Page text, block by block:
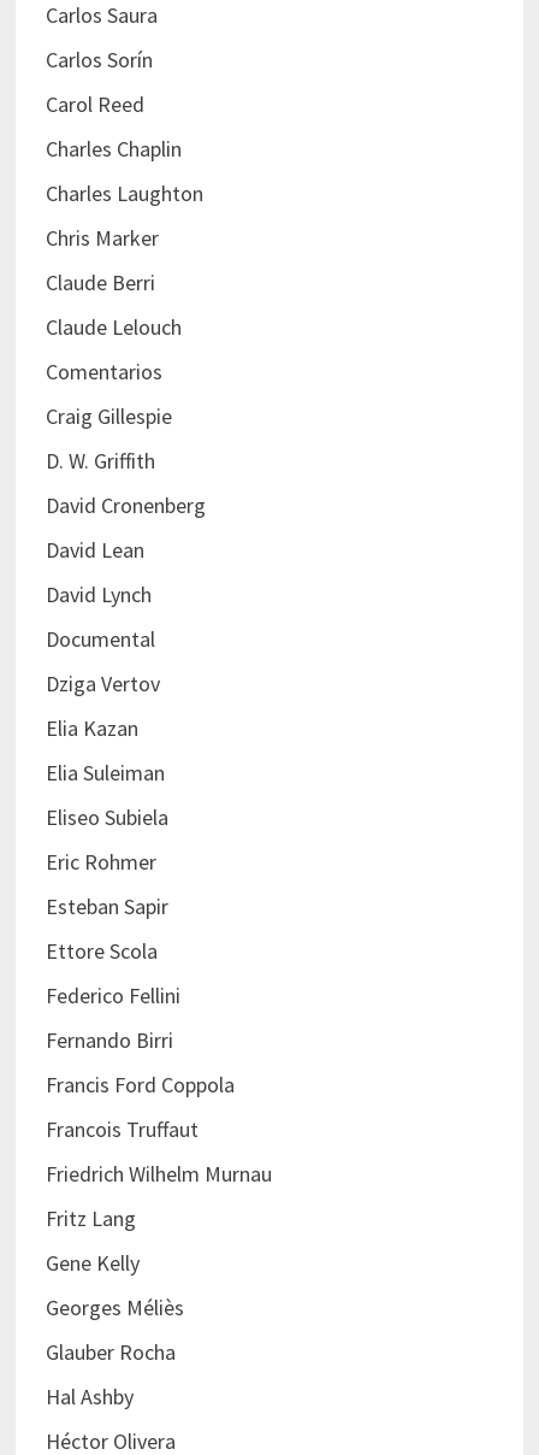
Carlos Saura
Carlos Sorín
Carol Reed
Charles Chaplin
Charles Laughton
Chris Marker
Claude Berri
Claude Lelouch
Comentarios
Craig Gillespie
D. W. Griffith
David Cronenberg
David Lean
David Lynch
Documental
Dziga Vertov
Elia Kazan
Elia Suleiman
Eliseo Subiela
Eric Rohmer
Esteban Sapir
Ettore Scola
Federico Fellini
Fernando Birri
Francis Ford Coppola
Francois Truffaut
Friedrich Wilhelm Murnau
Fritz Lang
Gene Kelly
Georges Méliès
Glauber Rocha
Hal Ashby
Héctor Olivera